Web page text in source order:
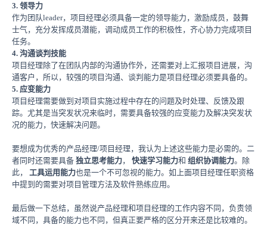
3. 领导力
作为团队leader，项目经理必须具备一定的领导能力，激励成员，鼓舞
士气，充分发挥成员潜能，调动成员工作的积极性，齐心协力完成项目
任务。
4. 沟通谈判技能
项目经理除了在团队内部的沟通协作外，还需要对上汇报项目进展，沟
通客户，所以，较强的项目沟通、谈判能力是项目经理必须要具备的。
5. 应变能力
项目经理需要做到对项目实施过程中存在的问题及时处理、反馈及跟
踪。尤其是当突发状况来临时，需要具备较强的应变能力及解决突发状
况的能力，快速解决问题。
要想成为优秀的产品经理/项目经理，我认为上述这些能力是必需的。二
者同时还需要具备 独立思考能力， 快速学习能力和 组织协调能力。除
此， 工具运用能力也是一个不可忽视的能力。如上面项目经理任职资格
中提到的需要对项目管理方法及软件熟练应用。
最后做一下总结，虽然说产品经理和项目经理的工作内容不同，负责领
域不同，具备的能力也不同，但真正要严格的区分开来还是比较难的。